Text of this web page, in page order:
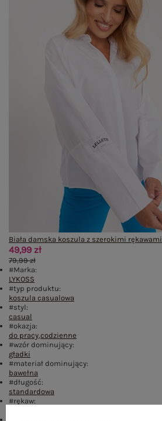
Biała damska koszula z szerokimi rękawami
49,99 zł
79,99 zł
#Marka:
LYKOSS
#typ produktu:
koszula casualowa
#styl:
casual
#okazja:
do pracy,codzienne
#wzór dominujący:
gładki
#materiał dominujący:
bawełna
#długość:
standardowa
#rękaw: